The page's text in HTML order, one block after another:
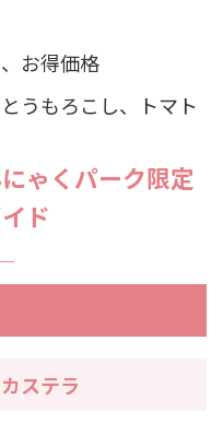
お得価格
うもろこし、トマト
ゃくパーク限定
ド
ステラ